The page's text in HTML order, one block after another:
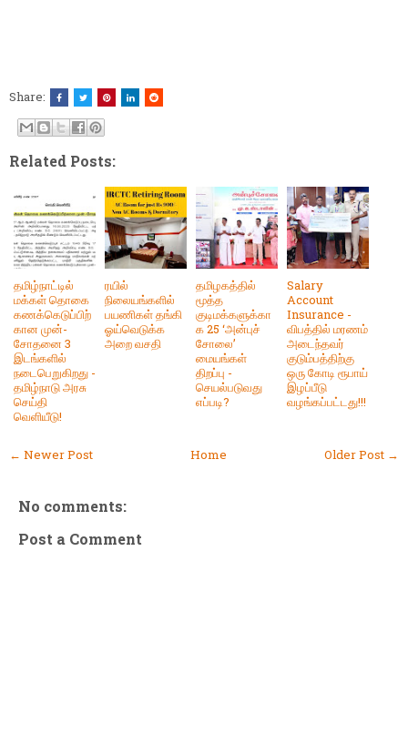
Share:
Related Posts:
தமிழ்நாட்டில்
மக்கள் தொகை
கணக்கெடுப்பிற்
கான முன்-
சோதனை 3
இடங்களில்
நடைபெறுகிறது -
தமிழ்நாடு அரசு
செய்தி
வெளியீடு!
ரயில்
நிலையங்களில்
பயணிகள் தங்கி
ஓய்வெடுக்க
அறை வசதி
தமிழகத்தில்
மூத்த
குடிமக்களுக்கா
க 25 ‘அன்புச்
சோலை’
மையங்கள்
திறப்பு -
செயல்படுவது
எப்படி?
Salary
Account
Insurance -
விபத்தில் மரணம்
அடைந்தவர்
குடும்பத்திற்கு
ஒரு கோடி ரூபாய்
இழப்பீடு
வழங்கப்பட்டது!!!
← Newer Post Older Post →
Home
No comments:
Post a Comment